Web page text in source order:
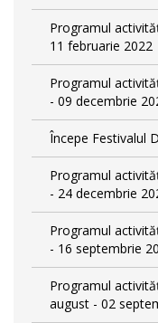
Programul
11 februarie 2022
Programul
- 09 decembrie
Începe Festivalul
Programul
- 24 decembrie
Programul
- 16 septembrie
Programul
august - 02